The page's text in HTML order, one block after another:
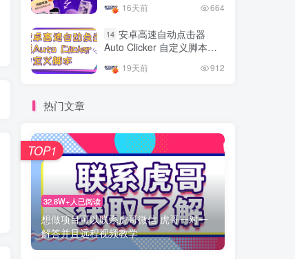
网易云音乐黑胶会员，三个官方免费领取教程，最高可领1年 十大电脑挂机赚钱
16天前 664
14 安卓高速自动点击器
Auto Clicker 自定义脚本、
工具19天前 912
热门文章
32.8W+人已阅读
想做项目可以联系虎哥微信 虎哥一对一
解答并且远程视频教学
TOP1